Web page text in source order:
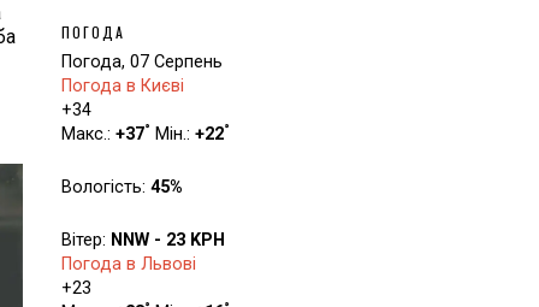
ПОГОДА
Погода, 07 Серпень
Погода в Києві
+34
Макс.: +37° Мін.: +22°
Вологість: 45%
Вітер: NNW - 23 KPH
Погода в Львові
+23